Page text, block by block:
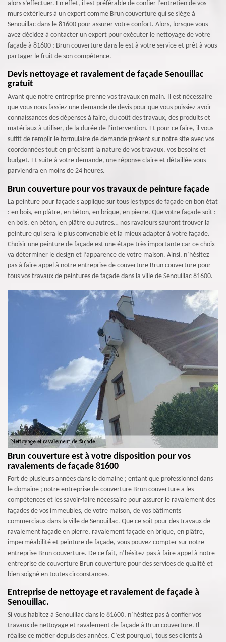
alors s’effectuer. En effet, il est préférable de confier l’entretien de vos
murs extérieurs à un expert comme Brun couverture qui se siège à
Senouillac dans le 81600 pour assurer votre confort. Alors, lorsque vous
avez décidez à contacter un expert pour exécuter le nettoyage de votre
façade à 81600 ; Brun couverture dans le est à votre service et prêt à vous
partager le fruit de son compétence.
Devis nettoyage et ravalement de façade Senouillac
gratuit
Avant que notre entreprise prenne vos travaux en main. Il est nécessaire
que vous nous fassiez une demande de devis pour que vous puissiez avoir
connaissances des dépenses à faire, du coût des travaux, des produits et
matériaux à utiliser, de la durée de l’intervention. Et pour ce faire, il vous
suffit de remplir le formulaire de demande présent sur notre site avec vos
coordonnées tout en précisant la nature de vos travaux, vos besoins et
budget. Et suite à votre demande, une réponse claire et détaillée vous
parviendra en moins de 24 heures.
Brun couverture pour vos travaux de peinture façade
La peinture pour façade s'applique sur tous les types de façade en bon état
: en bois, en plâtre, en béton, en brique, en pierre. Que votre façade soit :
en bois, en béton, en plâtre ou autres… nos ravaleurs sauront trouver la
peinture qui sera le plus convenable et la mieux adapter à votre façade.
Choisir une peinture de façade est une étape très importante car ce choix
va déterminer le design et l’apparence de votre maison. Ainsi, n’hésitez
pas à faire appel à notre entreprise de couverture Brun couverture pour
tous vos travaux de peintures de façade dans la ville de Senouillac 81600.
Brun couverture est à votre disposition pour vos
ravalements de façade 81600
Fort de plusieurs années dans le domaine ; entant que professionnel dans
le domaine ; notre entreprise de couverture Brun couverture a les
compétences et les savoir-faire nécessaire pour assurer le ravalement des
façades de vos immeubles, de votre maison, de vos bâtiments
commerciaux dans la ville de Senouillac. Que ce soit pour des travaux de
ravalement façade en pierre, ravalement façade en brique, en plâtre,
imperméabilité et peinture de façade, vous pouvez compter sur notre
entreprise Brun couverture. De ce fait, n’hésitez pas à faire appel à notre
entreprise de couverture Brun couverture pour des services de qualité et
bien soigné en toutes circonstances.
Entreprise de nettoyage et ravalement de façade à
Senouillac.
Si vous habitez à Senouillac dans le 81600, n’hésitez pas à confier vos
travaux de nettoyage et ravalement de façade à Brun couverture. Il
réalise ce métier depuis des années. C’est pourquoi, tous ses clients à